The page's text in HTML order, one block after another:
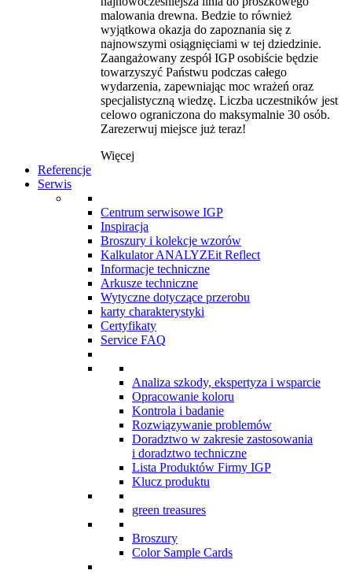
malowania drewna. Bedzie to również
wyjątkowa okazja do zapoznania się z
najnowszymi osiągnięciami w tej dziedzinie.
Zaangażowany zespół IGP osobiście będzie
towarzyszyć Państwu podczas całego
wydarzenia, zapewniając moc wrażeń oraz
specjalistyczną wiedzę. Liczba uczestników jest
celowo ograniczona do maksymalnie 30 osób.
Zarezerwuj miejsce już teraz!
Więcej
Referencje
Serwis
Centrum serwisowe IGP
Inspiracja
Broszury i kolekcje wzorów
Kalkulator ANALYZEit Reflect
Informacje techniczne
Arkusze techniczne
Wytyczne dotyczące przerobu
karty charakterystyki
Certyfikaty
Service FAQ
Analiza szkody, ekspertyza i wsparcie
Opracowanie koloru
Kontrola i badanie
Rozwiązywanie problemów
Doradztwo w zakresie zastosowania
i doradztwo techniczne
Lista Produktów Firmy IGP
Klucz produktu
green treasures
Broszury
Color Sample Cards